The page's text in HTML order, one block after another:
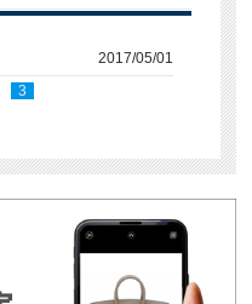
2017/05/01
3